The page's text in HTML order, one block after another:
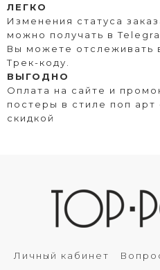
ЛЕГКО
Изменения статуса
можно получать в
Вы можете отслеживать
Трек-коду.
ВЫГОДНО
Оплата на сайте и
постеры в стиле поп арт
скидкой
Личный кабинет